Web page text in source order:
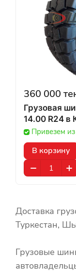
360 000
Грузовая
Привезем
В корзину
Доставка
Туркестан,
Грузовые